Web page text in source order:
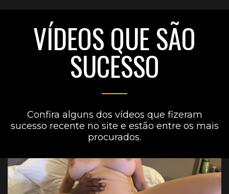
VÍDEOS QUE SÃO
SUCESSO
Confira alguns dos vídeos que fizeram
sucesso recente no site e estão entre os mais
procurados.